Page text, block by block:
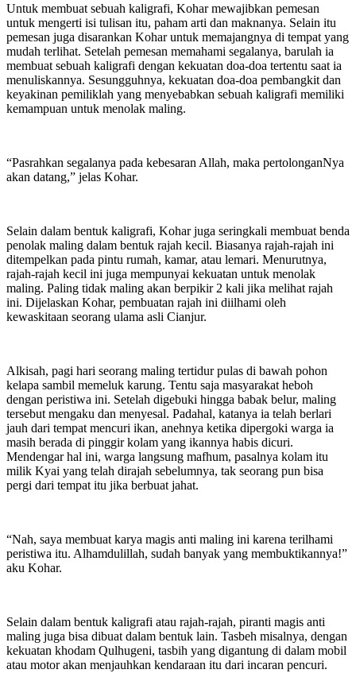
Untuk membuat sebuah kaligrafi, Kohar mewajibkan pemesan
untuk mengerti isi tulisan itu, paham arti dan maknanya. Selain itu
pemesan juga disarankan Kohar untuk memajangnya di tempat yang
mudah terlihat. Setelah pemesan memahami segalanya, barulah ia
membuat sebuah kaligrafi dengan kekuatan doa-doa tertentu saat ia
menuliskannya. Sesungguhnya, kekuatan doa-doa pembangkit dan
keyakinan pemiliklah yang menyebabkan sebuah kaligrafi memiliki
kemampuan untuk menolak maling.
“Pasrahkan segalanya pada kebesaran Allah, maka pertolonganNya
akan datang,” jelas Kohar.
Selain dalam bentuk kaligrafi, Kohar juga seringkali membuat benda
penolak maling dalam bentuk rajah kecil. Biasanya rajah-rajah ini
ditempelkan pada pintu rumah, kamar, atau lemari. Menurutnya,
rajah-rajah kecil ini juga mempunyai kekuatan untuk menolak
maling. Paling tidak maling akan berpikir 2 kali jika melihat rajah
ini. Dijelaskan Kohar, pembuatan rajah ini diilhami oleh
kewaskitaan seorang ulama asli Cianjur.
Alkisah, pagi hari seorang maling tertidur pulas di bawah pohon
kelapa sambil memeluk karung. Tentu saja masyarakat heboh
dengan peristiwa ini. Setelah digebuki hingga babak belur, maling
tersebut mengaku dan menyesal. Padahal, katanya ia telah berlari
jauh dari tempat mencuri ikan, anehnya ketika dipergoki warga ia
masih berada di pinggir kolam yang ikannya habis dicuri.
Mendengar hal ini, warga langsung mafhum, pasalnya kolam itu
milik Kyai yang telah dirajah sebelumnya, tak seorang pun bisa
pergi dari tempat itu jika berbuat jahat.
“Nah, saya membuat karya magis anti maling ini karena terilhami
peristiwa itu. Alhamdulillah, sudah banyak yang membuktikannya!”
aku Kohar.
Selain dalam bentuk kaligrafi atau rajah-rajah, piranti magis anti
maling juga bisa dibuat dalam bentuk lain. Tasbeh misalnya, dengan
kekuatan khodam Qulhugeni, tasbih yang digantung di dalam mobil
atau motor akan menjauhkan kendaraan itu dari incaran pencuri.